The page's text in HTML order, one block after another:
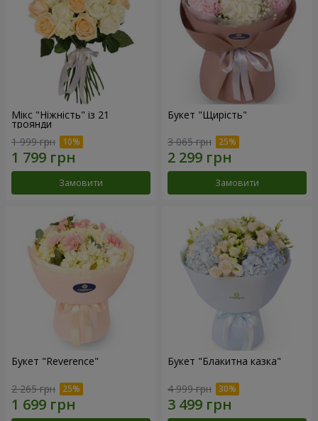
Мікс "Ніжність" із 21
троянди
1 999 грн
Замовити
Букет "Щирість"
3 065 грн
Замовити
Букет "Reverence"
2 265 грн
Букет "Блакитна казка"
4 999 грн